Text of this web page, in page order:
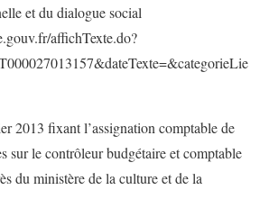
et du dialogue social
affichTexte.do?
2013 fixant l’assignation comptable de
sur le contrôleur budgétaire et comptable
du ministère de la culture et de la